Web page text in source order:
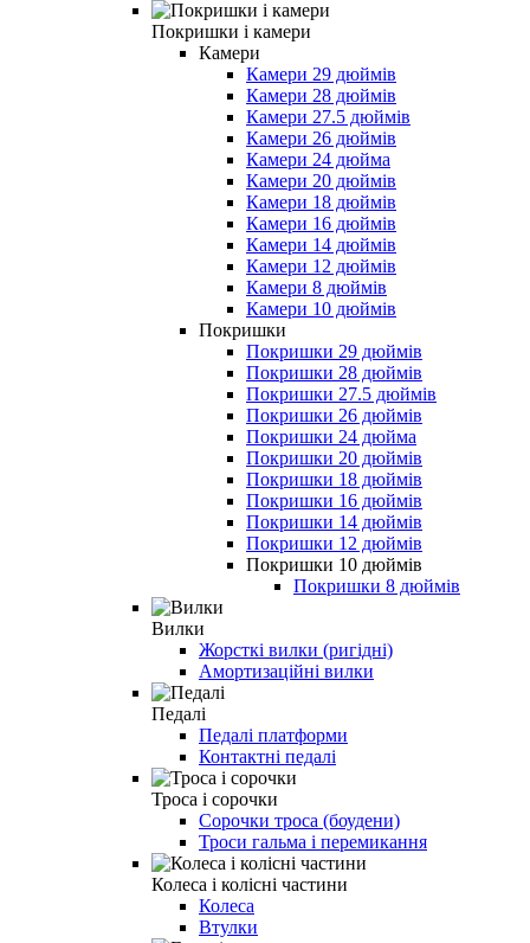
Покришки і камери
Камери
Камери 29 дюймів
Камери 28 дюймів
Камери 27.5 дюймів
Камери 26 дюймів
Камери 24 дюйма
Камери 20 дюймів
Камери 18 дюймів
Камери 16 дюймів
Камери 14 дюймів
Камери 12 дюймів
Камери 8 дюймів
Камери 10 дюймів
Покришки
Покришки 29 дюймів
Покришки 28 дюймів
Покришки 27.5 дюймів
Покришки 26 дюймів
Покришки 24 дюйма
Покришки 20 дюймів
Покришки 18 дюймів
Покришки 16 дюймів
Покришки 14 дюймів
Покришки 12 дюймів
Покришки 10 дюймів
Покришки 8 дюймів
Вилки
Жорсткі вилки (ригідні)
Амортизаційні вилки
Педалі
Педалі платформи
Контактні педалі
Троса і сорочки
Сорочки троса (боудени)
Троси гальма і перемикання
Колеса і колісні частини
Колеса
Втулки